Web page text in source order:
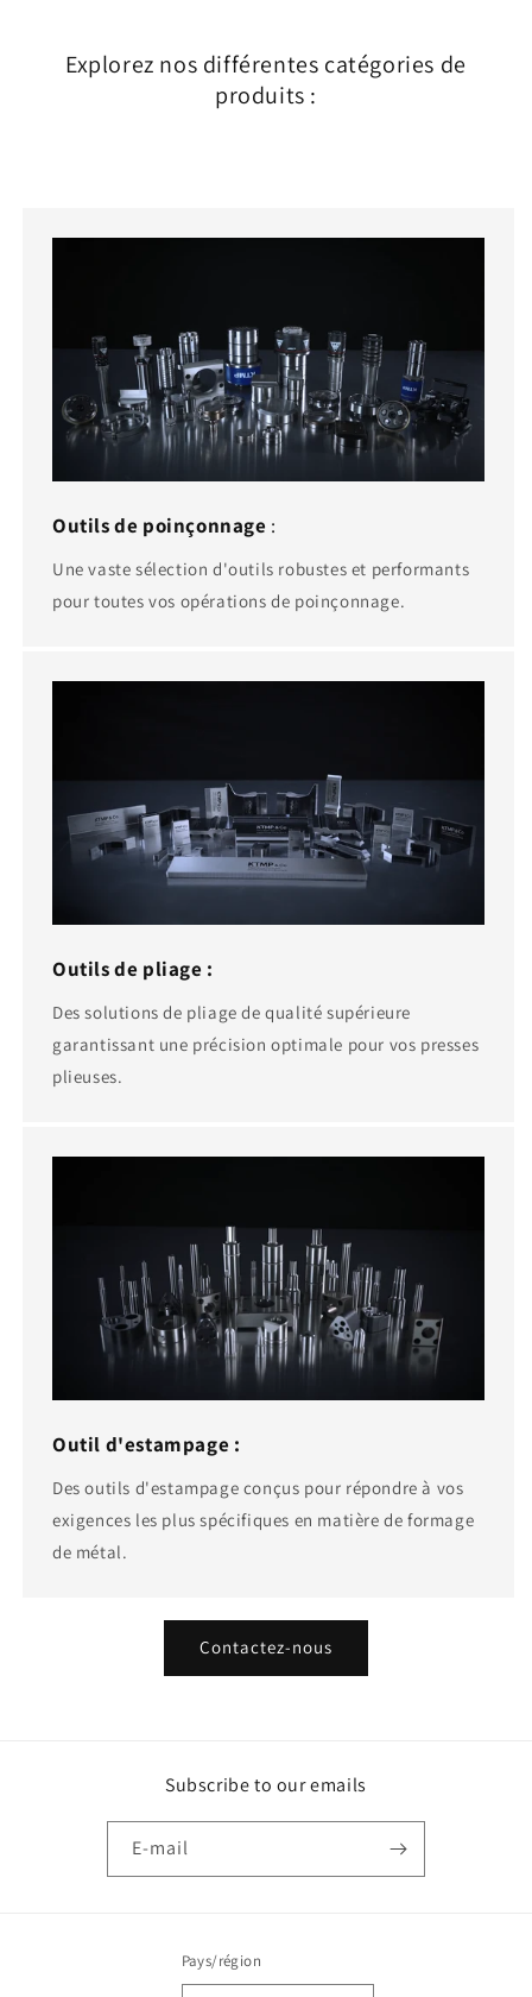
Explorez nos différentes catégories de
produits :
Outils de poinçonnage :
Une vaste sélection d'outils robustes et performants
pour toutes vos opérations de poinçonnage.
Outils de pliage :
Des solutions de pliage de qualité supérieure
garantissant une précision optimale pour vos presses
plieuses.
Outil d'estampage :
Des outils d'estampage conçus pour répondre à vos
exigences les plus spécifiques en matière de formage
de métal.
Contactez-nous
Subscribe to our emails
E-mail
Pays/région